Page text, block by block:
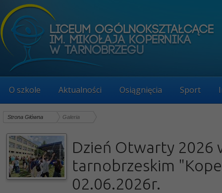
O szkole Aktualności Osiągnięcia Sport
Strona Główna Galeria
Dzień Otwarty 2026
tarnobrzeskim
02.06.2026r.